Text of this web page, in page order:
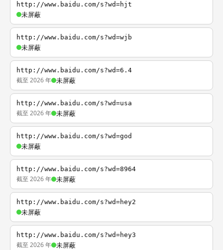
http://www.baidu.com/s?wd=hjt
未屏蔽
http://www.baidu.com/s?wd=wjb
未屏蔽
http://www.baidu.com/s?wd=6.4
截至 2026 年 未屏蔽
http://www.baidu.com/s?wd=usa
截至 2026 年 未屏蔽
http://www.baidu.com/s?wd=god
未屏蔽
http://www.baidu.com/s?wd=8964
截至 2026 年 未屏蔽
http://www.baidu.com/s?wd=hey2
未屏蔽
http://www.baidu.com/s?wd=hey3
截至 2026 年 未屏蔽